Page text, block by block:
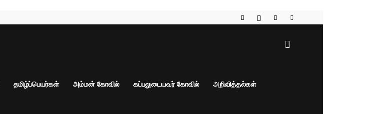
தமிழ்ப்பெயர்கள் அம்மன் கோவில் கப்பலுடையவர் கோவில் அறிவித்தல்கள்